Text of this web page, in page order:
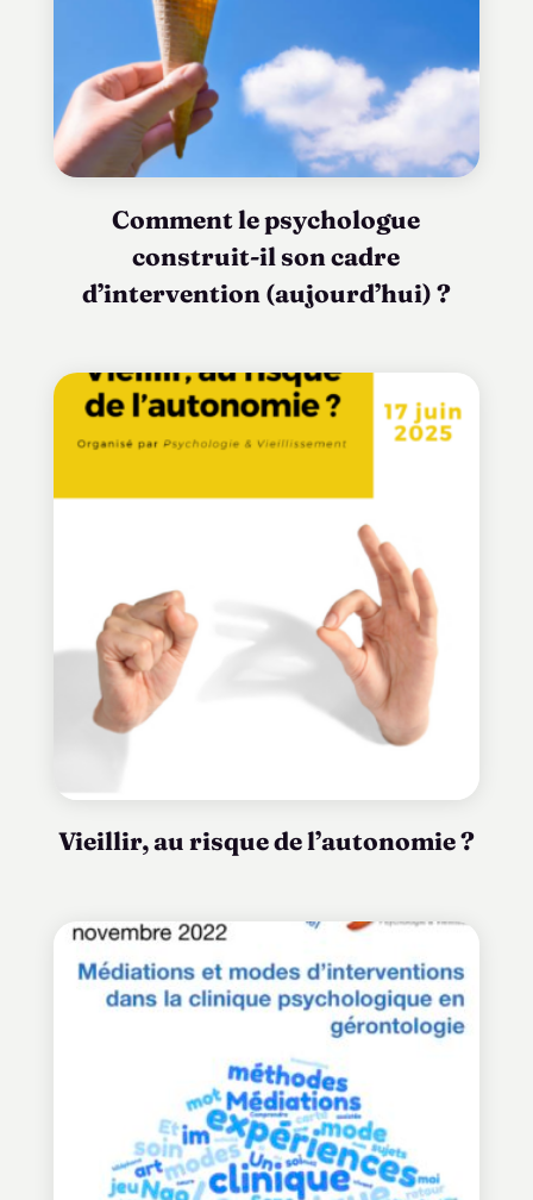
Comment le psychologue
construit-il son cadre
d’intervention (aujourd’hui) ?
Vieillir, au risque de l’autonomie ?